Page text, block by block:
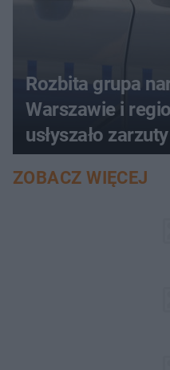
Rozbita grupa
Warszawie i
usłyszało zarzuty
ZOBACZ WIĘCEJ